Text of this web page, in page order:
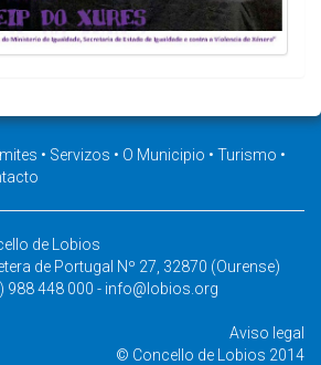
• Servizos • O Municipio • Turismo •
de Lobios
de Portugal Nº 27, 32870 (Ourense)
988 448 000 - info@lobios.org
Aviso legal
© Concello de Lobios 2014